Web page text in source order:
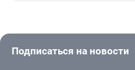
Подписаться на новости